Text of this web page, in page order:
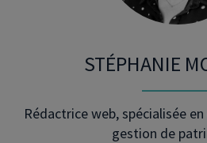
STÉPHANIE
Rédactrice web, spécialisée
gestion de